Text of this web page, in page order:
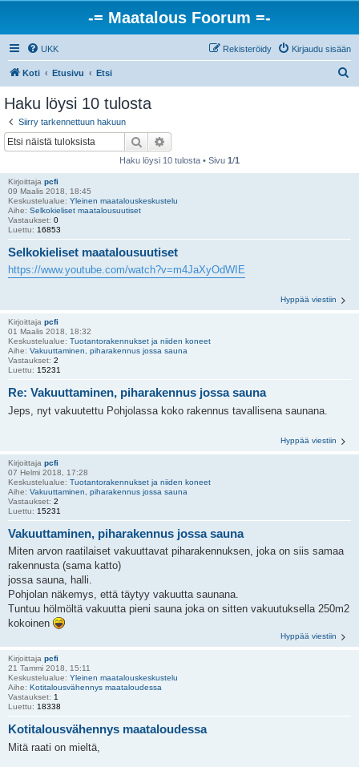
-= Maatalous Foorum =-
UKK Kirjaudu sisään
Rekisteröidy
Koti Etusivu Etsi
Haku löysi 10 tulosta
Siirry tarkennettuun hakuun
Etsi
Haku löysi 10 tulosta • Sivu 1/1
Kirjoittaja pcfi
09 Maalis 2018, 18:45
Keskustelualue: Yleinen maatalouskeskustelu
Aihe: Selkokieliset maatalousuutiset
Vastaukset: 0
Luettu: 16853
Selkokieliset maatalousuutiset
https://www.youtube.com/watch?v=m4JaXyOdWIE
Hyppää viestiin
Kirjoittaja pcfi
01 Maalis 2018, 18:32
Keskustelualue: Tuotantorakennukset ja niiden koneet
Aihe: Vakuuttaminen, piharakennus jossa sauna
Vastaukset: 2
Luettu: 15231
Re: Vakuuttaminen, piharakennus jossa sauna
Jeps, nyt vakuutettu Pohjolassa koko rakennus tavallisena saunana.
Hyppää viestiin
Kirjoittaja pcfi
07 Helmi 2018, 17:28
Keskustelualue: Tuotantorakennukset ja niiden koneet
Aihe: Vakuuttaminen, piharakennus jossa sauna
Vastaukset: 2
Luettu: 15231
Vakuuttaminen, piharakennus jossa sauna
Miten arvon raatilaiset vakuuttavat piharakennuksen, joka on siis samaa
rakennusta (sama katto)
jossa sauna, halli.
Pohjolan näkemys, että täytyy vakuutta saunana.
Tuntuu hölmöltä vakuutta pieni sauna joka on sitten vakuutuksella 250m2
kokoinen
Hyppää viestiin
Kirjoittaja pcfi
21 Tammi 2018, 15:11
Keskustelualue: Yleinen maatalouskeskustelu
Aihe: Kotitalousvähennys maataloudessa
Vastaukset: 1
Luettu: 18338
Kotitalousvähennys maataloudessa
Mitä raati on mieltä,